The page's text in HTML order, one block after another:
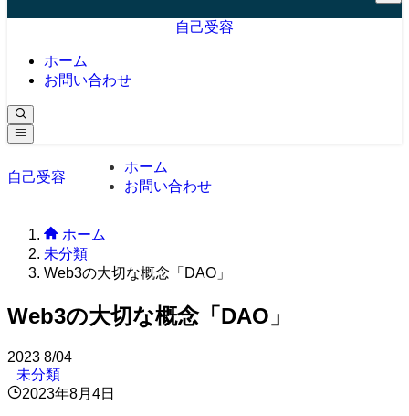
自己受容
ホーム
お問い合わせ
自己受容
ホーム
お問い合わせ
ホーム
未分類
Web3の大切な概念「DAO」
Web3の大切な概念「DAO」
2023 8/04
未分類
2023年8月4日